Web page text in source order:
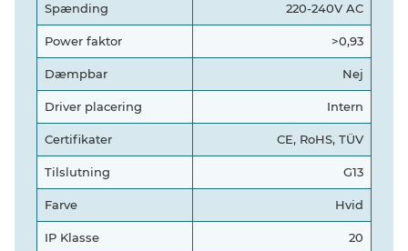
Spænding 220-240V AC
Power faktor >0,93
Dæmpbar Nej
Driver placering Intern
Certifikater CE, RoHS, TÜV
Tilslutning G13
Farve Hvid
IP Klasse 20